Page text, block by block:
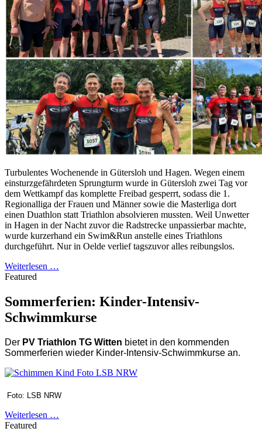
Turbulentes Wochenende in Gütersloh und Hagen. Wegen einem
einsturzgefährdeten Sprungturm wurde in Gütersloh zwei Tag vor
dem Wettkampf das komplette Freibad gesperrt, sodass die 1.
Regionalliga der Frauen und Männer sowie die Masterliga dort
einen Duathlon statt Triathlon absolvieren mussten. Weil Unwetter
in Hagen in der Nacht zuvor die Radstrecke unpassierbar machte,
wurde kurzerhand ein Swim&Run anstelle eines Triathlons
durchgeführt. Nur in Oelde verlief tagszuvor alles reibungslos.
Weiterlesen …
Featured
Sommerferien: Kinder-Intensiv-
Schwimmkurse
Der PV Triathlon TG Witten bietetin den kommenden
Sommerferien wieder Kinder-Intensiv-Schwimmkurse an.
Foto: LSB NRW
Weiterlesen …
Featured